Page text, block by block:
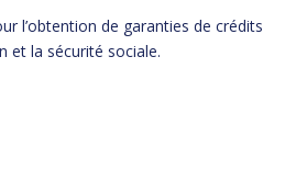
l’obtention de garanties de crédits
et la sécurité sociale.